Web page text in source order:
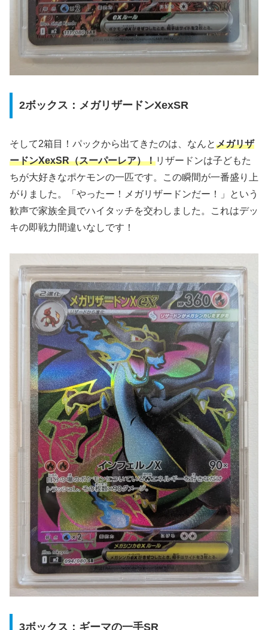
2ボックス：メガリザードンXexSR
そして2箱目！パックから出てきたのは、なんとメガリザ
ードンXexSR（スーパーレア）！リザードンは子どもた
ちが大好きなポケモンの一匹です。この瞬間が一番盛り上
がりました。「やったー！メガリザードンだー！」という
歓声で家族全員でハイタッチを交わしました。これはデッ
キの即戦力間違いなしです！
3ボックス：ギーマの一手SR